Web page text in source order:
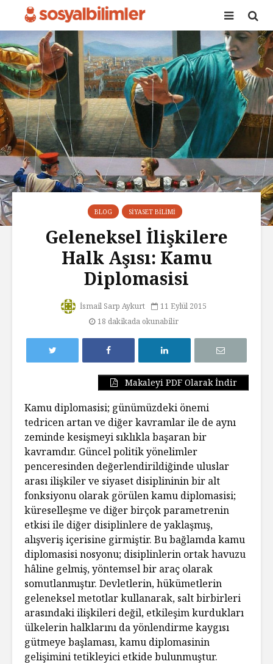
BLOG SIYASET BILIMI
Geleneksel İlişkilere
Halk Aşısı: Kamu
Diplomasisi
İsmail Sarp Aykurt
11 Eylül 2015
18 dakikada okunabilir
Makaleyi PDF Olarak İndir
Kamu diplomasisi; günümüzdeki önemi
tedricen artan ve diğer kavramlar ile de aynı
zeminde kesişmeyi sıklıkla başaran bir
kavramdır. Güncel politik yönelimler
penceresinden değerlendirildiğinde uluslar
arası ilişkiler ve siyaset disiplininin bir alt
fonksiyonu olarak görülen kamu diplomasisi;
küreselleşme ve diğer birçok parametrenin
etkisi ile diğer disiplinlere de yaklaşmış,
alışveriş içerisine girmiştir. Bu bağlamda kamu
diplomasisi nosyonu; disiplinlerin ortak havuzu
hâline gelmiş, yöntemsel bir araç olarak
somutlanmıştır. Devletlerin, hükümetlerin
geleneksel metotlar kullanarak, salt birbirleri
arasındaki ilişkileri değil, etkileşim kurdukları
ülkelerin halklarını da yönlendirme kaygısı
gütmeye başlaması, kamu diplomasinin
gelişimini tetikleyici etkide bulunmuştur.